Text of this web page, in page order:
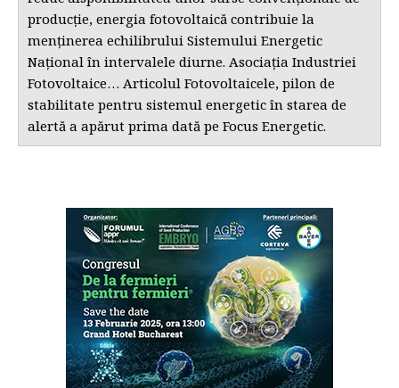
producție, energia fotovoltaică contribuie la
menținerea echilibrului Sistemului Energetic
Național în intervalele diurne. Asociația Industriei
Fotovoltaice… Articolul Fotovoltaicele, pilon de
stabilitate pentru sistemul energetic în starea de
alertă a apărut prima dată pe Focus Energetic.